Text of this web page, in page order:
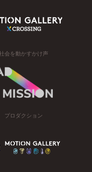
会を動かすかけ声
プロダクション